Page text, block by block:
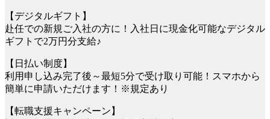
【デジタルギフト】
赴任での新規ご入社の方に！入社日に現金化可能なデジタル
ギフトで2万円分支給♪
【日払い制度】
利用申し込み完了後～最短5分で受け取り可能！スマホから
簡単に申請いただけます！※規定あり
【転職支援キャンペーン】